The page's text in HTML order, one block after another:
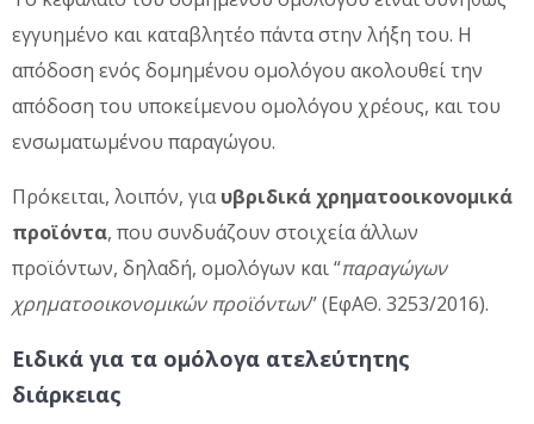
εγγυημένο και καταβλητέο πάντα στην λήξη του. Η
απόδοση ενός δομημένου ομολόγου ακολουθεί την
απόδοση του υποκείμενου ομολόγου χρέους, και του
ενσωματωμένου παραγώγου.
Πρόκειται, λοιπόν, γιαυβριδικά χρηματοοικονομικά
προϊόντα, που συνδυάζουν στοιχεία άλλων
προϊόντων, δηλαδή, ομολόγων και “παραγώγων
χρηματοοικονομικών προϊόντων” (ΕφΑΘ. 3253/2016).
Ειδικά για τα ομόλογα ατελεύτητης
διάρκειας